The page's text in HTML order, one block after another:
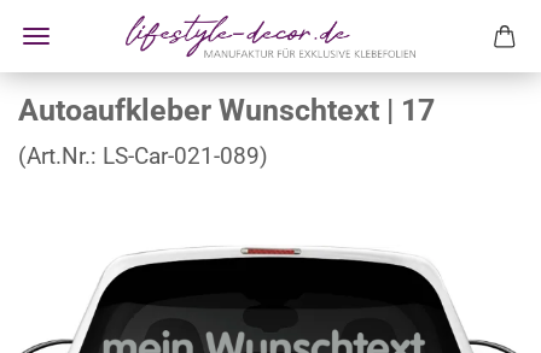
Autoaufkleber Wunschtext | 17
(Art.Nr.: LS-Car-021-089)